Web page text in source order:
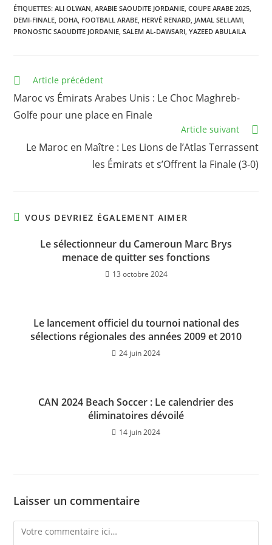
ÉTIQUETTES:ALI OLWAN ARABIE SAOUDITE JORDANIE COUPE ARABE 2025
DEMI-FINALE DOHA FOOTBALL ARABE HERVÉ RENARD JAMAL SELLAMI
PRONOSTIC SAOUDITE JORDANIE SALEM AL-DAWSARI YAZEED ABULAILA
Read
articles
Article précédent
Maroc vs Émirats Arabes Unis : Le Choc Maghreb-
Golfe pour une place en Finale
Article suivant
Le Maroc en Maître : Les Lions de l’Atlas Terrassent
les Émirats et s’Offrent la Finale (3-0)
VOUS DEVRIEZ ÉGALEMENT AIMER
Le sélectionneur du Cameroun Marc Brys
menace de quitter ses fonctions
13 octobre 2024
Le lancement officiel du tournoi national des
sélections régionales des années 2009 et 2010
24 juin 2024
CAN 2024 Beach Soccer : Le calendrier des
éliminatoires dévoilé
14 juin 2024
Laisser un commentaire
Comment